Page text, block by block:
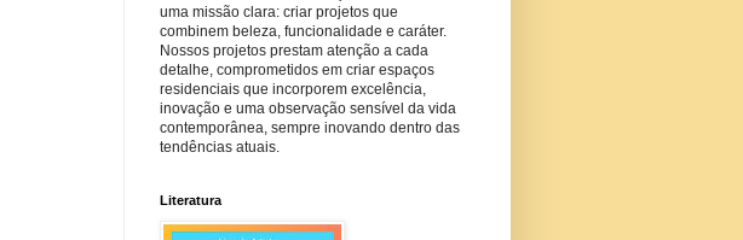
uma missão clara: criar projetos que
combinem beleza, funcionalidade e caráter.
Nossos projetos prestam atenção a cada
detalhe, comprometidos em criar espaços
residenciais que incorporem excelência,
inovação e uma observação sensível da vida
contemporânea, sempre inovando dentro das
tendências atuais.
Literatura